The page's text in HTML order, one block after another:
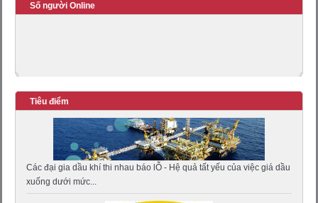
Số người Online
Tiêu điểm
Các đại gia dầu khí thi nhau báo lỖ - Hệ quả tất yếu của việc giá dầu
xuống dưới mức...